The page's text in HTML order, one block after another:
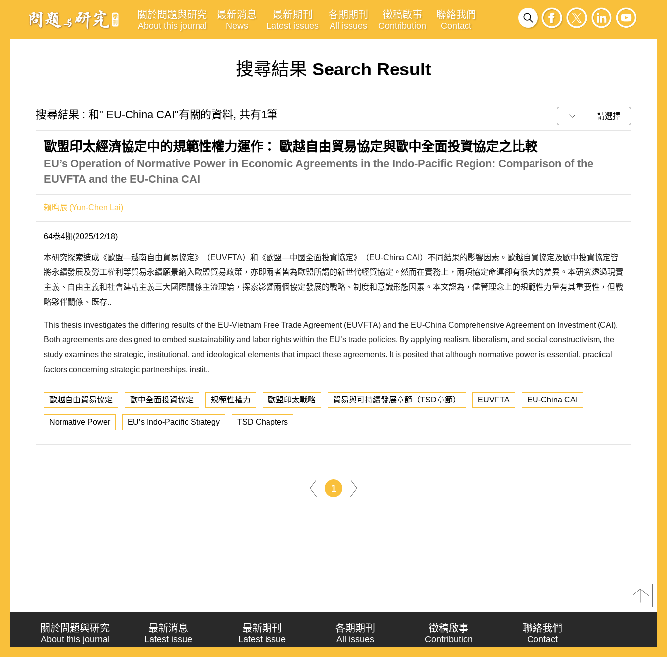
關於問題與研究
About this journal
最新消息
News
最新期刊
Latest issues
各期期刊
All issues
徵稿啟事
Contribution
聯絡我們
Contact
搜尋結果 Search Result
搜尋結果 : 和" EU-China CAI"有關的資料, 共有1筆 請選擇
歐盟印太經濟協定中的規範性權力運作： 歐越自由貿易協定與歐中全面投資協定之比較
EU’s Operation of Normative Power in Economic Agreements in the Indo-Pacific Region: Comparison of the
EUVFTA and the EU-China CAI
賴昀辰 (Yun-Chen Lai)
64卷4期(2025/12/18)
本研究探索造成《歐盟—越南自由貿易協定》（EUVFTA）和《歐盟—中國全面投資協定》（EU-China CAI）不同結果的影響因素。歐越自貿協定及歐中投資協定皆
將永續發展及勞工權利等貿易永續願景納入歐盟貿易政策，亦即兩者皆為歐盟所謂的新世代經貿協定。然而在實務上，兩項協定命運卻有很大的差異。本研究透過現實
主義、自由主義和社會建構主義三大國際關係主流理論，探索影響兩個協定發展的戰略、制度和意識形態因素。本文認為，儘管理念上的規範性力量有其重要性，但戰
略夥伴關係、既存..
This thesis investigates the differing results of the EU-Vietnam Free Trade Agreement (EUVFTA) and the EU-China Comprehensive Agreement on Investment (CAI).
Both agreements are designed to embed sustainability and labor rights within the EU’s trade policies. By applying realism, liberalism, and social constructivism, the
study examines the strategic, institutional, and ideological elements that impact these agreements. It is posited that although normative power is essential, practical
factors concerning strategic partnerships, instit..
歐越自由貿易協定 歐中全面投資協定 規範性權力 歐盟印太戰略 貿易與可持續發展章節（TSD章節） EUVFTA EU-China CAI
Normative Power EU’s Indo-Pacific Strategy TSD Chapters
1
關於問題與研究
About this journal
最新消息
Latest issue
最新期刊
Latest issue
各期期刊
All issues
徵稿啟事
Contribution
聯絡我們
Contact